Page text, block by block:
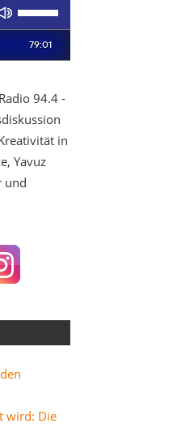
94.4 -
in
Yavuz
und
wird: Die